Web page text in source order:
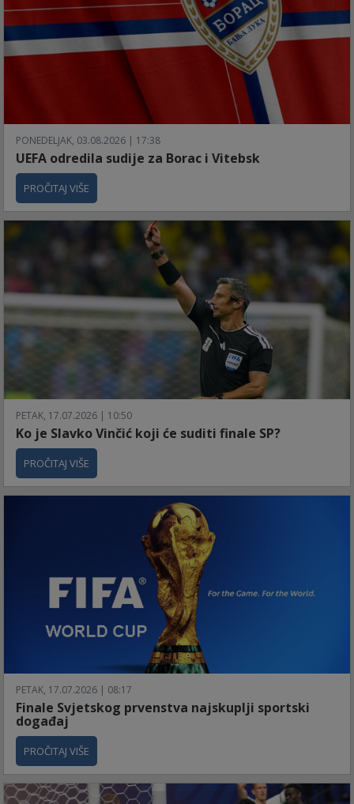
PONEDELJAK, 03.08.2026 | 17:38
UEFA odredila sudije za Borac i Vitebsk
PROČITAJ VIŠE
PETAK, 17.07.2026 | 10:50
Ko je Slavko Vinčić koji će suditi finale SP?
PROČITAJ VIŠE
PETAK, 17.07.2026 | 08:17
Finale Svjetskog prvenstva najskuplji sportski
događaj
PROČITAJ VIŠE